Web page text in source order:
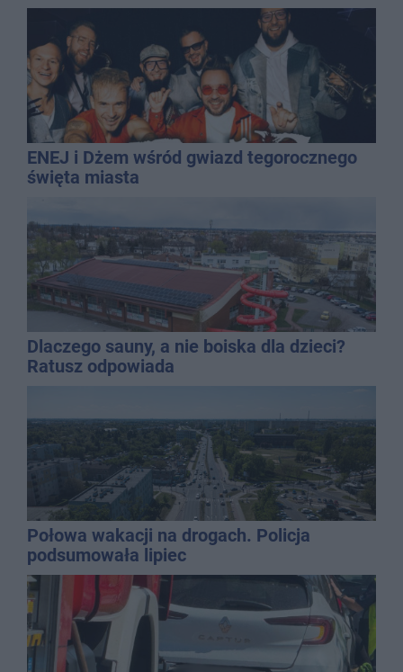
ENEJ i Dżem wśród gwiazd tegorocznego
święta miasta
Dlaczego sauny, a nie boiska dla dzieci?
Ratusz odpowiada
Połowa wakacji na drogach. Policja
podsumowała lipiec